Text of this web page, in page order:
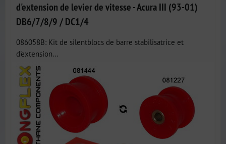
d'extension de levier de vitesse - Acura III (93-01)
DB6/7/8/9 / DC1/4
086058B: Kit de silentblocs de barre stabilisatrice et
d'extension...